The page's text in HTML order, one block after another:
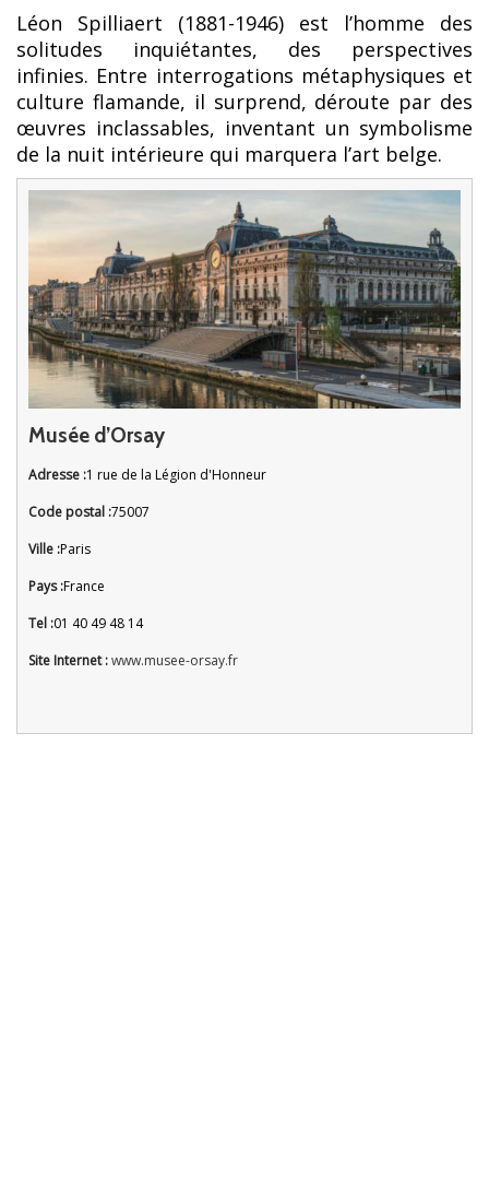
Léon Spilliaert (1881-1946) est l’homme des
solitudes inquiétantes, des perspectives
infinies. Entre interrogations métaphysiques et
culture flamande, il surprend, déroute par des
œuvres inclassables, inventant un symbolisme
de la nuit intérieure qui marquera l’art belge.
Musée d’Orsay
Adresse :1 rue de la Légion d'Honneur
Code postal :75007
Ville :Paris
Pays :France
Tel :01 40 49 48 14
Site Internet :www.musee-orsay.fr